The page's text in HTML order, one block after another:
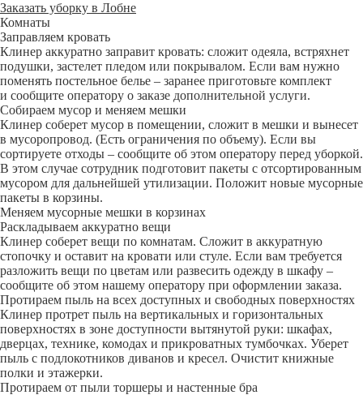
Заказать уборку в Лобне
Комнаты
Заправляем кровать
Клинер аккуратно заправит кровать: сложит одеяла, встряхнет
подушки, застелет пледом или покрывалом. Если вам нужно
поменять постельное белье – заранее приготовьте комплект
и сообщите оператору о заказе дополнительной услуги.
Собираем мусор и меняем мешки
Клинер соберет мусор в помещении, сложит в мешки и вынесет
в мусоропровод. (Есть ограничения по объему). Если вы
сортируете отходы – сообщите об этом оператору перед уборкой.
В этом случае сотрудник подготовит пакеты с отсортированным
мусором для дальнейшей утилизации. Положит новые мусорные
пакеты в корзины.
Меняем мусорные мешки в корзинах
Раскладываем аккуратно вещи
Клинер соберет вещи по комнатам. Сложит в аккуратную
стопочку и оставит на кровати или стуле. Если вам требуется
разложить вещи по цветам или развесить одежду в шкафу –
сообщите об этом нашему оператору при оформлении заказа.
Протираем пыль на всех доступных и свободных поверхностях
Клинер протрет пыль на вертикальных и горизонтальных
поверхностях в зоне доступности вытянутой руки: шкафах,
дверцах, технике, комодах и прикроватных тумбочках. Уберет
пыль с подлокотников диванов и кресел. Очистит книжные
полки и этажерки.
Протираем от пыли торшеры и настенные бра